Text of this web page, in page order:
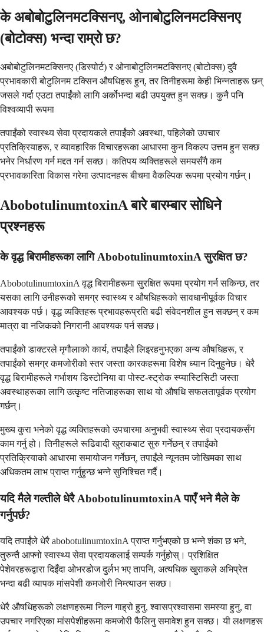
के अबोबोटुलिनमटक्सिनए, ओनाबोटुलिनमटक्सिनए
(बोटोक्स) भन्दा राम्रो छ?
अबोबोटुलिनमटक्सिनए (डिस्पोर्ट) र ओनाबोटुलिनमटक्सिनए (बोटोक्स) दुवै
प्रभावकारी बोटुलिनम टक्सिन औषधिहरू हुन्, तर तिनीहरूमा केही भिन्नताहरू छन्
जसले गर्दा एउटा तपाईंको लागि अर्कोभन्दा बढी उपयुक्त हुन सक्छ। कुनै पनि
विश्वव्यापी रूपमा
तपाईंको स्वास्थ्य सेवा प्रदायकले तपाईंको अवस्था, पहिलेको उपचार
प्रतिक्रियाहरू, र व्यावहारिक विचारहरूका आधारमा कुन विकल्प उत्तम हुन सक्छ
भनेर निर्धारण गर्न मद्दत गर्न सक्छ। कतिपय व्यक्तिहरूले समयसँगै कम
प्रभावकारिता विकास गरेमा उत्पादनहरू बीचमा वैकल्पिक रूपमा प्रयोग गर्छन्।
AbobotulinumtoxinA बारे बारम्बार सोधिने
प्रश्नहरू
के वृद्ध बिरामीहरूका लागि AbobotulinumtoxinA सुरक्षित छ?
AbobotulinumtoxinA वृद्ध बिरामीहरूमा सुरक्षित रूपमा प्रयोग गर्न सकिन्छ, तर
यसका लागि उनीहरूको समग्र स्वास्थ्य र औषधिहरूको सावधानीपूर्वक विचार
आवश्यक पर्छ। वृद्ध व्यक्तिहरू प्रभावहरूप्रति बढी संवेदनशील हुन सक्छन् र कम
मात्रा वा नजिकको निगरानी आवश्यक पर्न सक्छ।
तपाईंको डाक्टरले मृगौलाको कार्य, तपाईंले लिइरहनुभएका अन्य औषधिहरू, र
तपाईंको समग्र कमजोरीको स्तर जस्ता कारकहरूमा विशेष ध्यान दिनुहुनेछ। धेरै
वृद्ध बिरामीहरूले गर्भाशय डिस्टोनिया वा पोस्ट-स्ट्रोक स्प्यास्टिसिटी जस्ता
अवस्थाहरूका लागि उत्कृष्ट नतिजाहरूका साथ यो औषधि सफलतापूर्वक प्रयोग
गर्छन्।
मुख्य कुरा भनेको वृद्ध व्यक्तिहरूको उपचारमा अनुभवी स्वास्थ्य सेवा प्रदायकसँग
काम गर्नु हो। तिनीहरूले रूढिवादी खुराकबाट सुरु गर्नेछन् र तपाईंको
प्रतिक्रियाको आधारमा समायोजन गर्नेछन्, तपाईंले न्यूनतम जोखिमका साथ
अधिकतम लाभ प्राप्त गर्नुहुन्छ भन्ने सुनिश्चित गर्दै।
यदि मैले गल्तीले धेरै AbobotulinumtoxinA पाएँ भने मैले के
गर्नुपर्छ?
यदि तपाईंले धेरै abobotulinumtoxinA प्राप्त गर्नुभएको छ भन्ने शंका छ भने,
तुरुन्तै आफ्नो स्वास्थ्य सेवा प्रदायकलाई सम्पर्क गर्नुहोस्। प्रशिक्षित
पेशेवरहरूद्वारा दिइँदा ओभरडोज दुर्लभ भए तापनि, अत्यधिक खुराकले अभिप्रेत
भन्दा बढी व्यापक मांसपेशी कमजोरी निम्त्याउन सक्छ।
धेरै औषधिहरूको लक्षणहरूमा निल्न गाह्रो हुनु, श्वासप्रश्वासमा समस्या हुनु, वा
उपचार नगरिएका मांसपेशीहरूमा कमजोरी फैलिनु समावेश हुन सक्छ। यी लक्षणहरू